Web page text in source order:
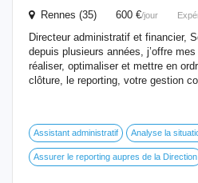
Rennes (35) 600 €/jour
Directeur administratif et financier,
depuis plusieurs années, j’offre
réaliser, optimaliser et mettre en
clôture, le reporting, votre gestion
Assistant administratif Analyse la
Assurer le reporting aupres de la Direction